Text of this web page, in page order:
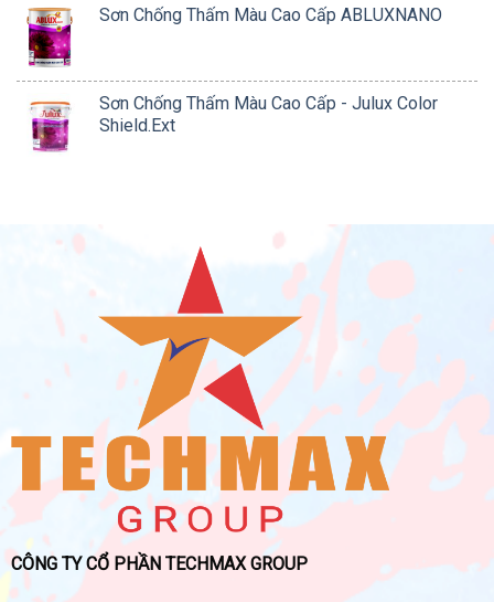
Sơn Chống Thấm Màu Cao Cấp ABLUXNANO
Sơn Chống Thấm Màu Cao Cấp - Julux Color
Shield.Ext
CÔNG TY CỔ PHẦN TECHMAX GROUP